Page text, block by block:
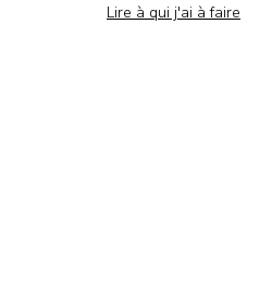
Lire à qui j'ai à faire